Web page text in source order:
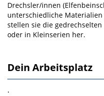
Drechsler/innen
unterschiedliche
stellen sie die gedrechselten
oder in Kleinserien her.
Dein Arbeitsplatz
.